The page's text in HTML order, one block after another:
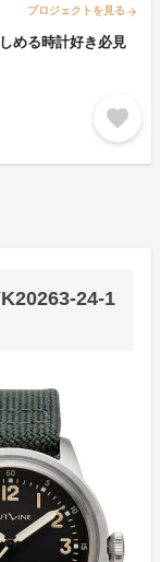
プロジェクトを見る arrow_forward
める時計好き必見
favorite
24-1